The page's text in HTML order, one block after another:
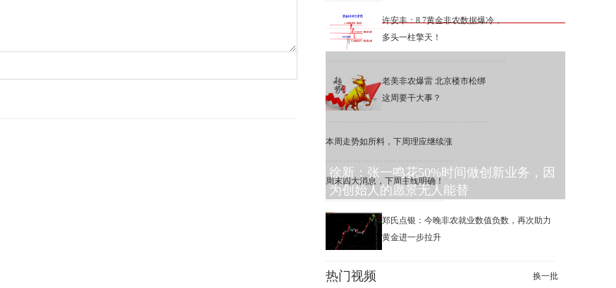
许安丰：8.7黄金非农数据爆冷，
多头一柱擎天！
老美非农爆雷 北京楼市松绑
这周要干大事？
本周走势如所料，下周理应继续涨
周末四大消息，下周主线明确！
郑氏点银：今晚非农就业数值负数，再次助力
黄金进一步拉升
热门视频 换一批
徐新：张一鸣花50%时间做创新业务，因
为创始人的愿景无人能替